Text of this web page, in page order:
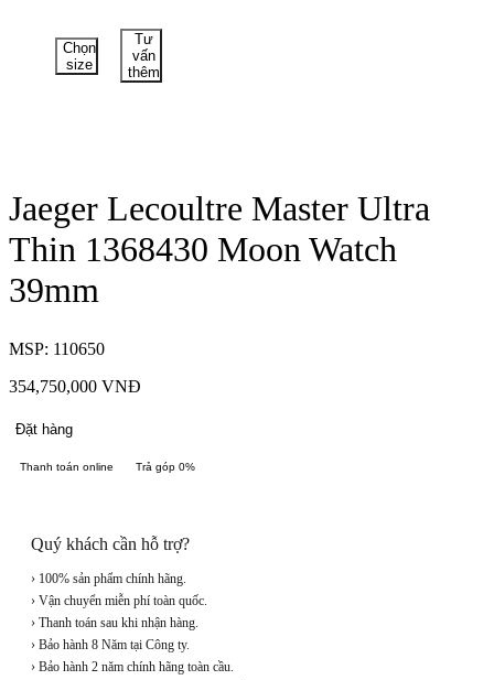
Chọn
size
Tư
vấn
thêm
Jaeger Lecoultre Master Ultra
Thin 1368430 Moon Watch
39mm
MSP: 110650
354,750,000 VNĐ
Đặt hàng
Thanh toán online Trả góp 0%
Quý khách cần hỗ trợ?
› 100% sản phẩm chính hãng.
› Vận chuyển miễn phí toàn quốc.
› Thanh toán sau khi nhận hàng.
› Bảo hành 8 Năm tại Công ty.
› Bảo hành 2 năm chính hãng toàn cầu.